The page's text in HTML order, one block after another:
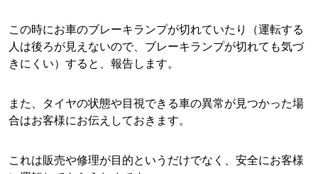
この時にお車のブレーキランプが切れていたり（運転する
人は後ろが見えないので、ブレーキランプが切れても気づ
きにくい）すると、報告します。
また、タイヤの状態や目視できる車の異常が見つかった場
合はお客様にお伝えしておきます。
これは販売や修理が目的というだけでなく、安全にお客様